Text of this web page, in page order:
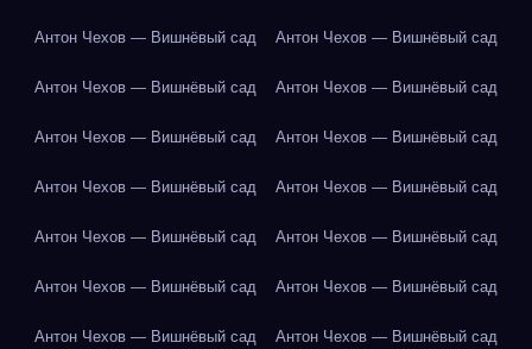
Антон Чехов — Вишнёвый сад Антон Чехов — Вишнёвый сад
Антон Чехов — Вишнёвый сад Антон Чехов — Вишнёвый сад
Антон Чехов — Вишнёвый сад Антон Чехов — Вишнёвый сад
Антон Чехов — Вишнёвый сад Антон Чехов — Вишнёвый сад
Антон Чехов — Вишнёвый сад Антон Чехов — Вишнёвый сад
Антон Чехов — Вишнёвый сад Антон Чехов — Вишнёвый сад
Антон Чехов — Вишнёвый сад Антон Чехов — Вишнёвый сад